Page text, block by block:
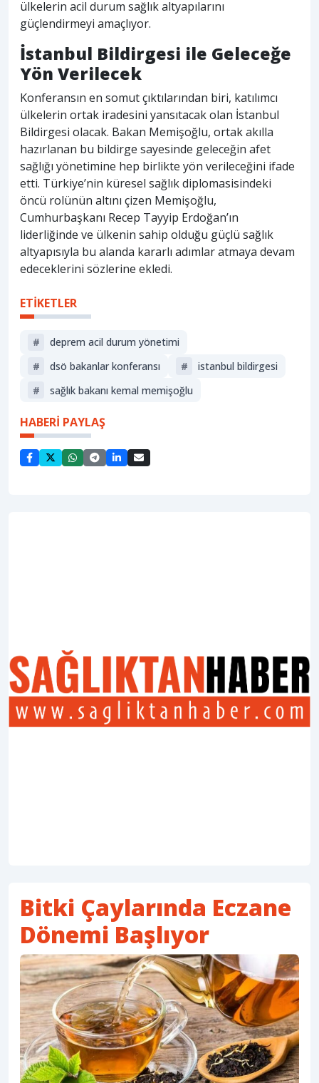
ülkelerin acil durum sağlık altyapılarını
güçlendirmeyi amaçlıyor.
İstanbul Bildirgesi ile Geleceğe
Yön Verilecek
Konferansın en somut çıktılarından biri, katılımcı
ülkelerin ortak iradesini yansıtacak olan İstanbul
Bildirgesi olacak. Bakan Memişoğlu, ortak akılla
hazırlanan bu bildirge sayesinde geleceğin afet
sağlığı yönetimine hep birlikte yön verileceğini ifade
etti. Türkiye’nin küresel sağlık diplomasisindeki
öncü rolünün altını çizen Memişoğlu,
Cumhurbaşkanı Recep Tayyip Erdoğan’ın
liderliğinde ve ülkenin sahip olduğu güçlü sağlık
altyapısıyla bu alanda kararlı adımlar atmaya devam
edeceklerini sözlerine ekledi.
ETİKETLER
#
deprem acil durum yönetimi
#
dsö bakanlar konferansı #
i̇stanbul bildirgesi
#
sağlık bakanı kemal memişoğlu
HABERİ PAYLAŞ
Bitki Çaylarında Eczane
Dönemi Başlıyor